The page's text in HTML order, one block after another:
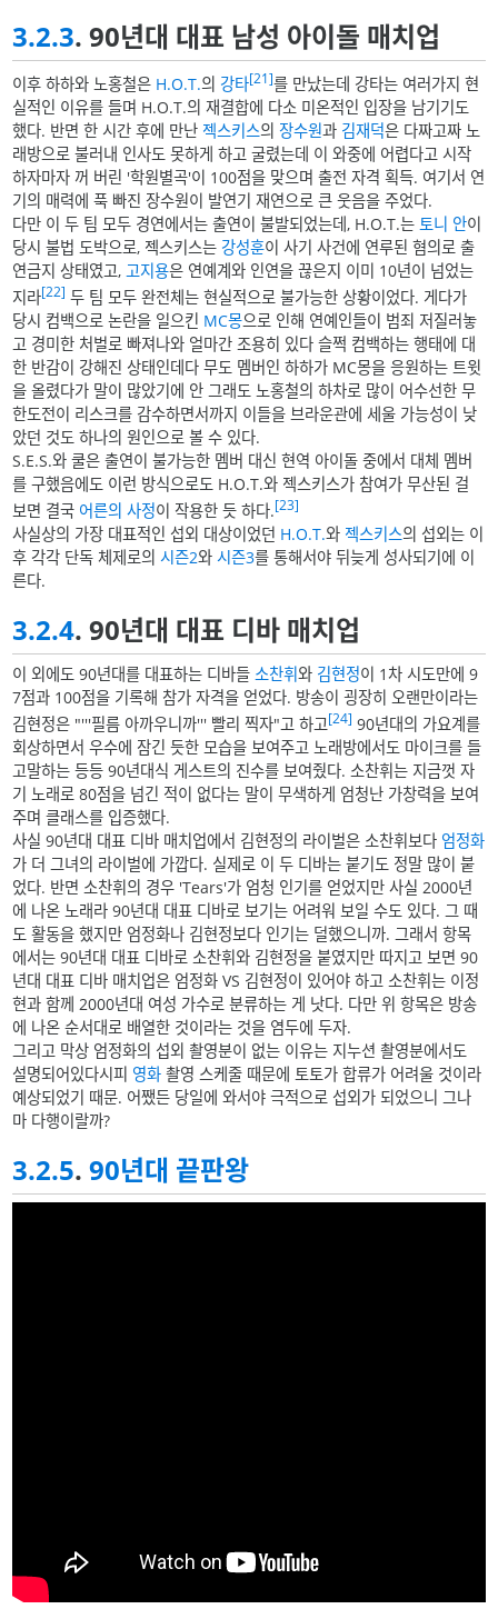
3.2.3. 90년대 대표 남성 아이돌 매치업
이후 하하와 노홍철은 H.O.T.의 강타[21]를 만났는데 강타는 여러가지 현
실적인 이유를 들며 H.O.T.의 재결합에 다소 미온적인 입장을 남기기도
했다. 반면 한 시간 후에 만난 젝스키스의장수원과 김재덕은 다짜고짜 노
래방으로 불러내 인사도 못하게 하고 굴렸는데 이 와중에 어렵다고 시작
하자마자 꺼 버린 '학원별곡'이 100점을 맞으며 출전 자격 획득. 여기서 연
기의 매력에 푹 빠진 장수원이 발연기 재연으로 큰 웃음을 주었다.
다만 이 두 팀 모두 경연에서는 출연이 불발되었는데, H.O.T.는토니 안이
당시 불법 도박으로, 젝스키스는 강성훈이 사기 사건에 연루된 혐의로 출
연금지 상태였고,고지용은 연예계와 인연을 끊은지 이미 10년이 넘었는
지라[22] 두 팀 모두 완전체는 현실적으로 불가능한 상황이었다. 게다가
당시 컴백으로 논란을 일으킨 MC몽으로 인해 연예인들이 범죄 저질러놓
고 경미한 처벌로 빠져나와 얼마간 조용히 있다 슬쩍 컴백하는 행태에 대
한 반감이 강해진 상태인데다 무도 멤버인 하하가 MC몽을 응원하는 트윗
을 올렸다가 말이 많았기에 안 그래도 노홍철의 하차로 많이 어수선한 무
한도전이 리스크를 감수하면서까지 이들을 브라운관에 세울 가능성이 낮
았던 것도 하나의 원인으로 볼 수 있다.
S.E.S.와 쿨은 출연이 불가능한 멤버 대신 현역 아이돌 중에서 대체 멤버
를 구했음에도 이런 방식으로도 H.O.T.와 젝스키스가 참여가 무산된 걸
보면 결국 어른의 사정이 작용한 듯 하다.[23]
사실상의 가장 대표적인 섭외 대상이었던 H.O.T.와 젝스키스의 섭외는 이
후 각각 단독 체제로의시즌2와시즌3를 통해서야 뒤늦게 성사되기에 이
른다.
3.2.4. 90년대 대표 디바 매치업
이 외에도 90년대를 대표하는 디바들소찬휘와 김현정이 1차 시도만에 9
7점과 100점을 기록해 참가 자격을 얻었다. 방송이 굉장히 오랜만이라는
김현정은 "'''필름 아까우니까''' 빨리 찍자"고 하고 [24] 90년대의 가요계를
회상하면서 우수에 잠긴 듯한 모습을 보여주고 노래방에서도 마이크를 들
고말하는 등등 90년대식 게스트의 진수를 보여줬다. 소찬휘는 지금껏 자
기 노래로 80점을 넘긴 적이 없다는 말이 무색하게 엄청난 가창력을 보여
주며 클래스를 입증했다.
사실 90년대 대표 디바 매치업에서 김현정의 라이벌은 소찬휘보다 엄정화
가 더 그녀의 라이벌에 가깝다. 실제로 이 두 디바는 붙기도 정말 많이 붙
었다. 반면 소찬휘의 경우 'Tears'가 엄청 인기를 얻었지만 사실 2000년
에 나온 노래라 90년대 대표 디바로 보기는 어려워 보일 수도 있다. 그 때
도 활동을 했지만 엄정화나 김현정보다 인기는 덜했으니까. 그래서 항목
에서는 90년대 대표 디바로 소찬휘와 김현정을 붙였지만 따지고 보면 90
년대 대표 디바 매치업은 엄정화 VS 김현정이 있어야 하고 소찬휘는 이정
현과 함께 2000년대 여성 가수로 분류하는 게 낫다. 다만 위 항목은 방송
에 나온 순서대로 배열한 것이라는 것을 염두에 두자.
그리고 막상 엄정화의 섭외 촬영분이 없는 이유는 지누션 촬영분에서도
설명되어있다시피 영화 촬영 스케줄 때문에 토토가 합류가 어려울 것이라
예상되었기 때문. 어쨌든 당일에 와서야 극적으로 섭외가 되었으니 그나
마 다행이랄까?
3.2.5.90년대 끝판왕